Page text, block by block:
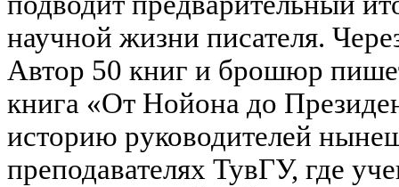
научной жизни писателя.
Автор 50 книг и брошюр
книга «От Нойона до
историю руководителей
преподавателях ТувГУ, где